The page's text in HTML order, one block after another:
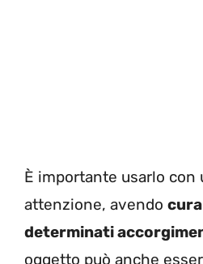
È importante usarlo con
attenzione, avendo
determinati
oggetto può anche